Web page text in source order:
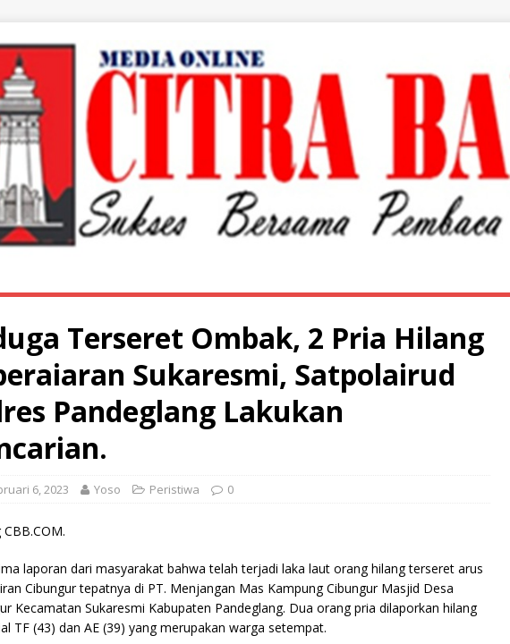
Terseret Ombak, 2 Pria Hilang
Sukaresmi, Satpolairud
Pandeglang Lakukan
6, 2023 Yoso Peristiwa 0
CBB.COM.
laporan dari masyarakat bahwa telah terjadi laka laut orang hilang terseret arus
Cibungur tepatnya di PT. Menjangan Mas Kampung Cibungur Masjid Desa
Kecamatan Sukaresmi Kabupaten Pandeglang. Dua orang pria dilaporkan hilang
TF (43) dan AE (39) yang merupakan warga setempat.